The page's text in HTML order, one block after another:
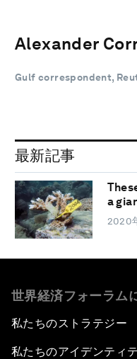
Alexander
Gulf correspondent,
最新記事
a
2020
世界経済フォーラム
私たちのストラテジー
私たちのアイデンティ